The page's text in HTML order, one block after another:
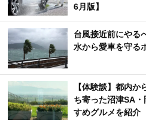
6月版】
台風接近前にやる
水から愛車を守る
【体験談】都内
ち寄った沼津SA
すめグルメを紹介